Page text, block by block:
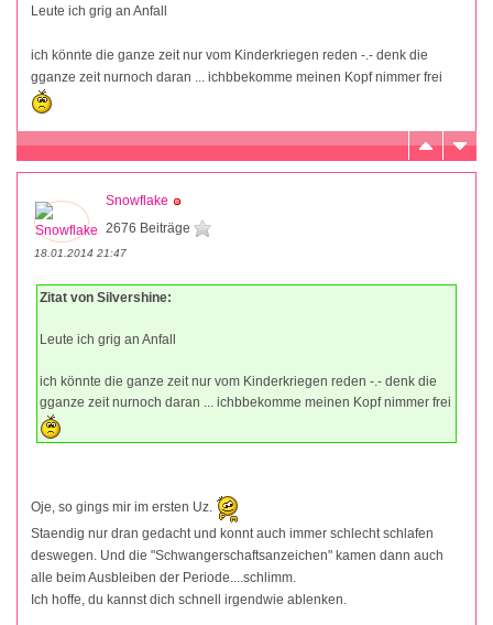
Leute ich grig an Anfall
ich könnte die ganze zeit nur vom Kinderkriegen reden -.- denk die
gganze zeit nurnoch daran ... ichbbekomme meinen Kopf nimmer frei
Snowflake
2676 Beiträge
18.01.2014 21:47
Zitat von Silvershine:
Leute ich grig an Anfall
ich könnte die ganze zeit nur vom Kinderkriegen reden -.- denk die
gganze zeit nurnoch daran ... ichbbekomme meinen Kopf nimmer frei
Oje, so gings mir im ersten Uz.
Staendig nur dran gedacht und konnt auch immer schlecht schlafen
deswegen. Und die "Schwangerschaftsanzeichen" kamen dann auch
alle beim Ausbleiben der Periode....schlimm.
Ich hoffe, du kannst dich schnell irgendwie ablenken.